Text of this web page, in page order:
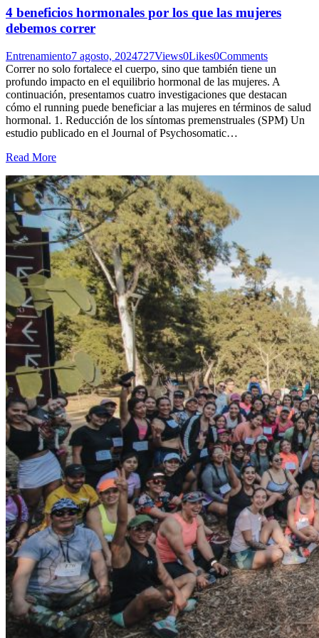
4 beneficios hormonales por los que las mujeres
debemos correr
Entrenamiento7 agosto, 2024727Views0Likes0Comments
Correr no solo fortalece el cuerpo, sino que también tiene un
profundo impacto en el equilibrio hormonal de las mujeres. A
continuación, presentamos cuatro investigaciones que destacan
cómo el running puede beneficiar a las mujeres en términos de salud
hormonal. 1. Reducción de los síntomas premenstruales (SPM) Un
estudio publicado en el Journal of Psychosomatic…
Read More